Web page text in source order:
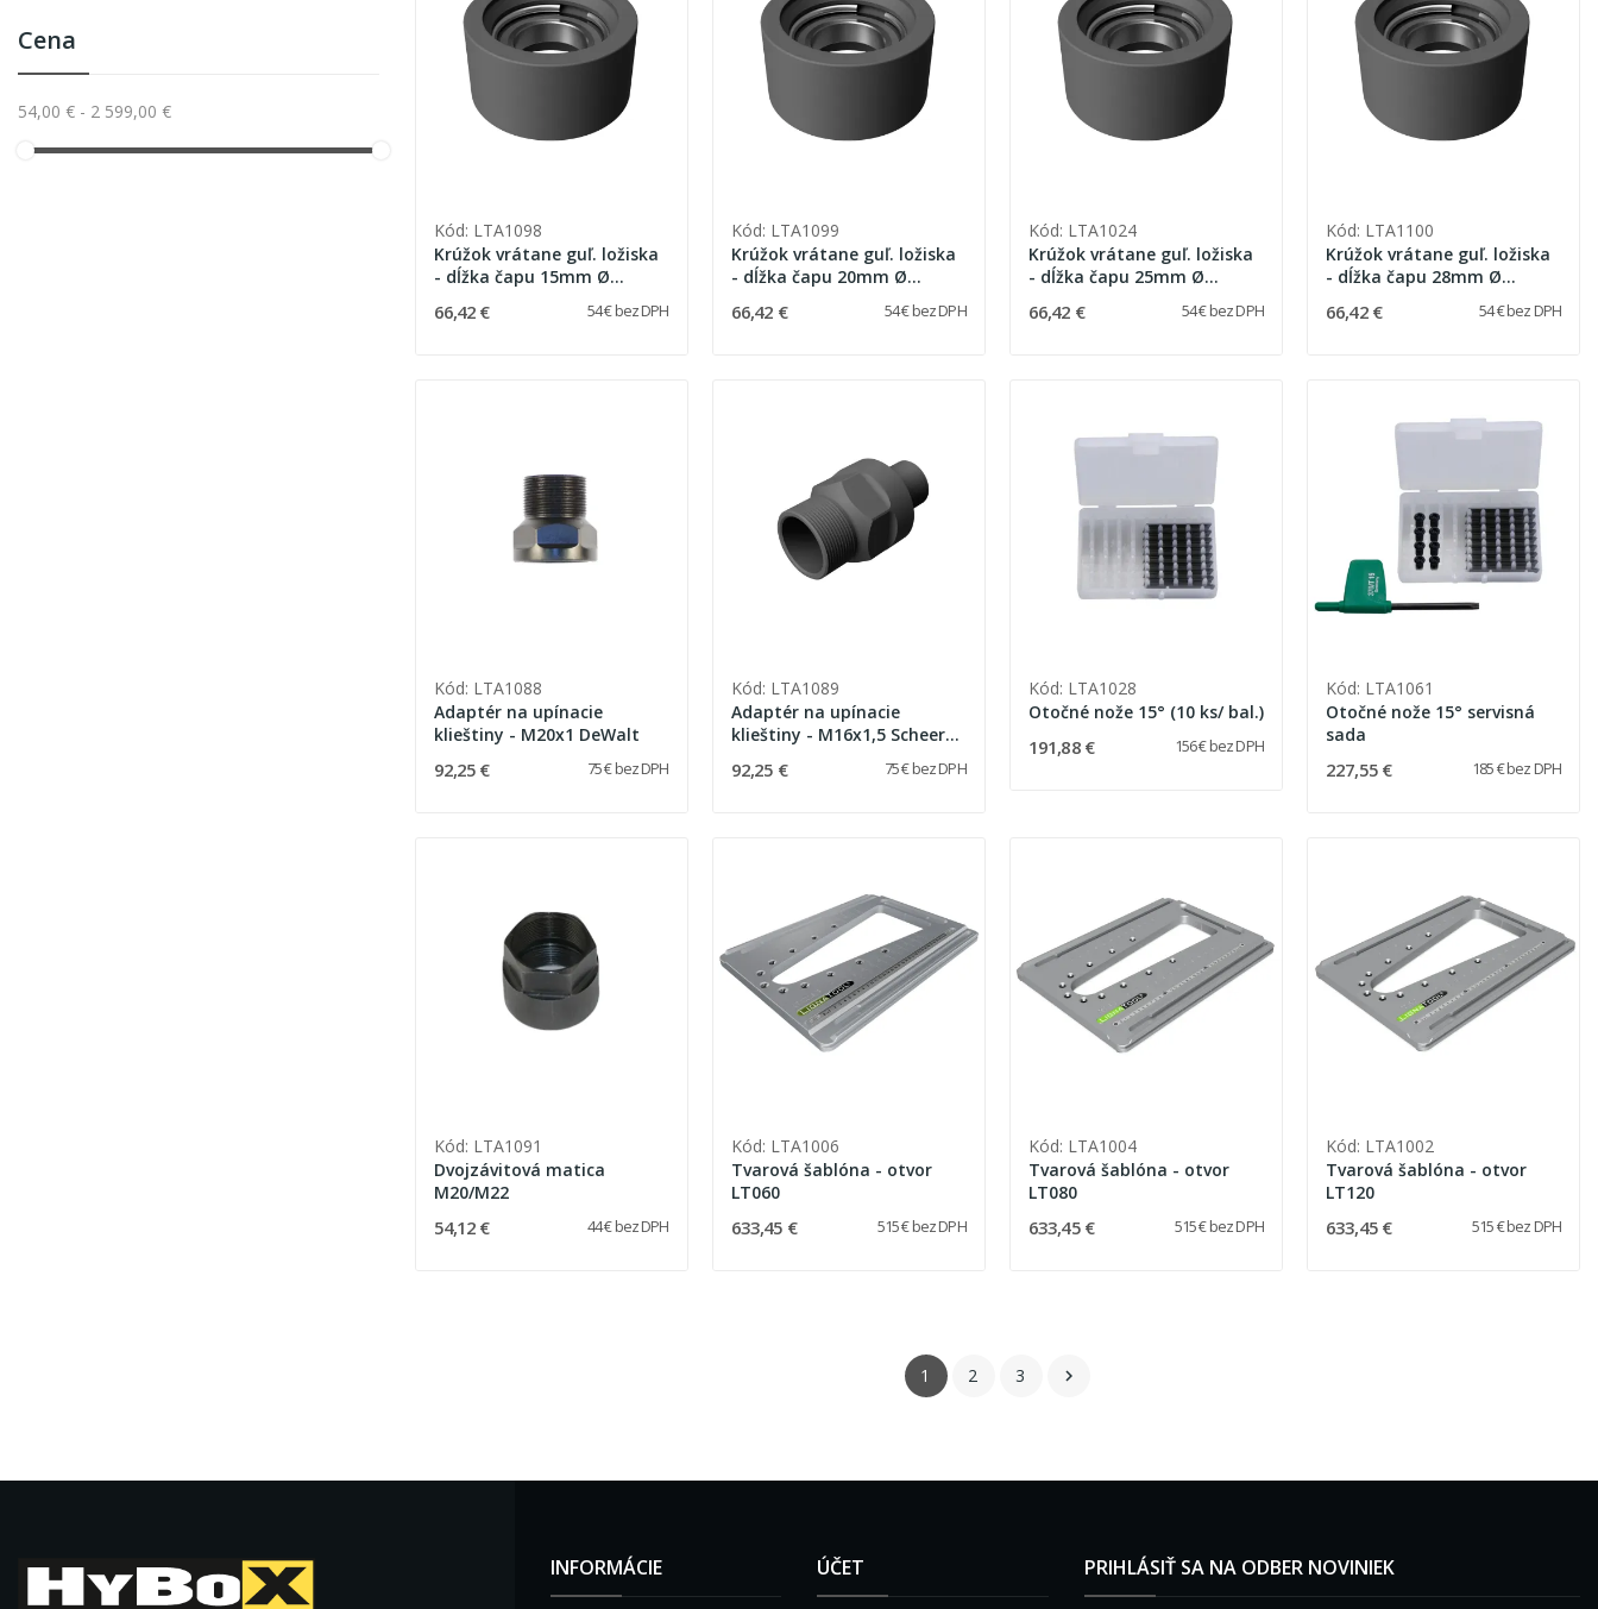
Cena
54,00 € - 2 599,00 €
Kód: LTA1098
Krúžok vrátane guľ. ložiska
- dĺžka čapu 15mm Ø
66,42 € 54 € bez DPH
Kód: LTA1099
Krúžok vrátane guľ. ložiska
- dĺžka čapu 20mm Ø
66,42 € 54 € bez DPH
Kód: LTA1024
Krúžok vrátane guľ. ložiska
- dĺžka čapu 25mm Ø
66,42 € 54 € bez DPH
Kód: LTA1100
Krúžok vrátane guľ. ložiska
- dĺžka čapu 28mm Ø
66,42 € 54 € bez DPH
Kód: LTA1088
Adaptér na upínacie
klieštiny - M20x1 DeWalt
92,25 € 75 € bez DPH
Kód: LTA1089
Adaptér na upínacie
klieštiny - M16x1,5 Scheer
92,25 € 75 € bez DPH
Kód: LTA1028
Otočné nože 15° (10 ks/ bal.)
191,88 € 156 € bez DPH
Kód: LTA1061
Otočné nože 15° servisná
sada
227,55 € 185 € bez DPH
Kód: LTA1091
Dvojzávitová matica
M20/M22
54,12 € 44 € bez DPH
Kód: LTA1006
Tvarová šablóna - otvor
LT060
633,45 € 515 € bez DPH
Kód: LTA1004
Tvarová šablóna - otvor
LT080
633,45 € 515 € bez DPH
Kód: LTA1002
Tvarová šablóna - otvor
LT120
633,45 € 515 € bez DPH
1 2 3 
INFORMÁCIE ÚČET PRIHLÁSIŤ SA NA ODBER NOVINIEK